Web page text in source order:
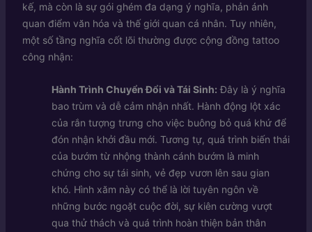
kế, mà còn là sự gói ghém đa dạng ý nghĩa, phản ánh
quan điểm văn hóa và thế giới quan cá nhân. Tuy nhiên,
một số tầng nghĩa cốt lõi thường được cộng đồng tattoo
công nhận:
Hành Trình Chuyển Đổi và Tái Sinh: Đây là ý nghĩa
bao trùm và dễ cảm nhận nhất. Hành động lột xác
của rắn tượng trưng cho việc buông bỏ quá khứ để
đón nhận khởi đầu mới. Tương tự, quá trình biến thái
của bướm từ nhộng thành cánh bướm là minh
chứng cho sự tái sinh, vẻ đẹp vươn lên sau gian
khó. Hình xăm này có thể là lời tuyên ngôn về
những bước ngoặt cuộc đời, sự kiên cường vượt
qua thử thách và quá trình hoàn thiện bản thân